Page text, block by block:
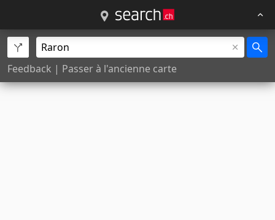
Feedback | Passer à l'ancienne carte